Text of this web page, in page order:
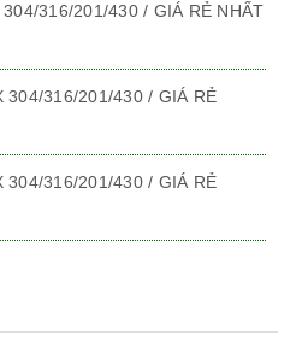
316/201/430 / GIÁ RẺ NHẤT
304/316/201/430 / GIÁ RẺ
304/316/201/430 / GIÁ RẺ